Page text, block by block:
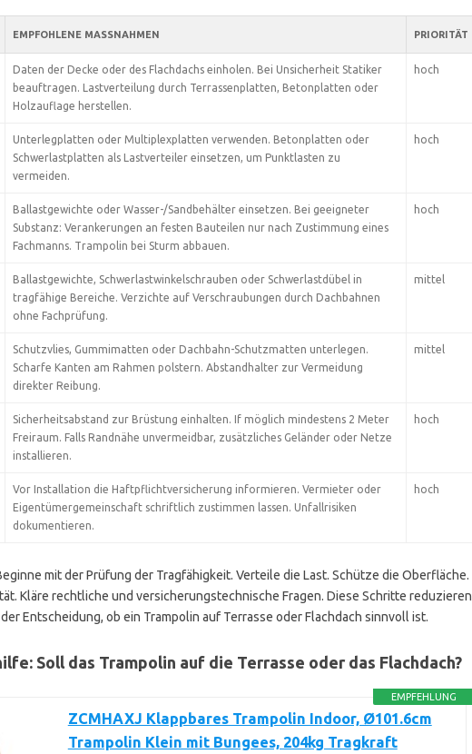
EMPFOHLENE MASSNAHMEN PRIORITÄT
Daten der Decke oder des Flachdachs einholen. Bei Unsicherheit Statiker
beauftragen. Lastverteilung durch Terrassenplatten, Betonplatten oder
Holzauflage herstellen.
hoch
Unterlegplatten oder Multiplexplatten verwenden. Betonplatten oder
Schwerlastplatten als Lastverteiler einsetzen, um Punktlasten zu
vermeiden.
hoch
Ballastgewichte oder Wasser-/Sandbehälter einsetzen. Bei geeigneter
Substanz: Verankerungen an festen Bauteilen nur nach Zustimmung eines
Fachmanns. Trampolin bei Sturm abbauen.
hoch
Ballastgewichte, Schwerlastwinkelschrauben oder Schwerlastdübel in
tragfähige Bereiche. Verzichte auf Verschraubungen durch Dachbahnen
ohne Fachprüfung.
mittel
Schutzvlies, Gummimatten oder Dachbahn-Schutzmatten unterlegen.
Scharfe Kanten am Rahmen polstern. Abstandhalter zur Vermeidung
direkter Reibung.
mittel
Sicherheitsabstand zur Brüstung einhalten. If möglich mindestens 2 Meter
Freiraum. Falls Randnähe unvermeidbar, zusätzliches Geländer oder Netze
installieren.
hoch
Vor Installation die Haftpflichtversicherung informieren. Vermieter oder
Eigentümergemeinschaft schriftlich zustimmen lassen. Unfallrisiken
dokumentieren.
hoch
mit der Prüfung der Tragfähigkeit. Verteile die Last. Schütze die Oberfläche.
Kläre rechtliche und versicherungstechnische Fragen. Diese Schritte reduzieren
Entscheidung, ob ein Trampolin auf Terrasse oder Flachdach sinnvoll ist.
Soll das Trampolin auf die Terrasse oder das Flachdach?
EMPFEHLUNG
ZCMHAXJ Klappbares Trampolin Indoor, Ø101.6cm
Trampolin Klein mit Bungees, 204kg Tragkraft